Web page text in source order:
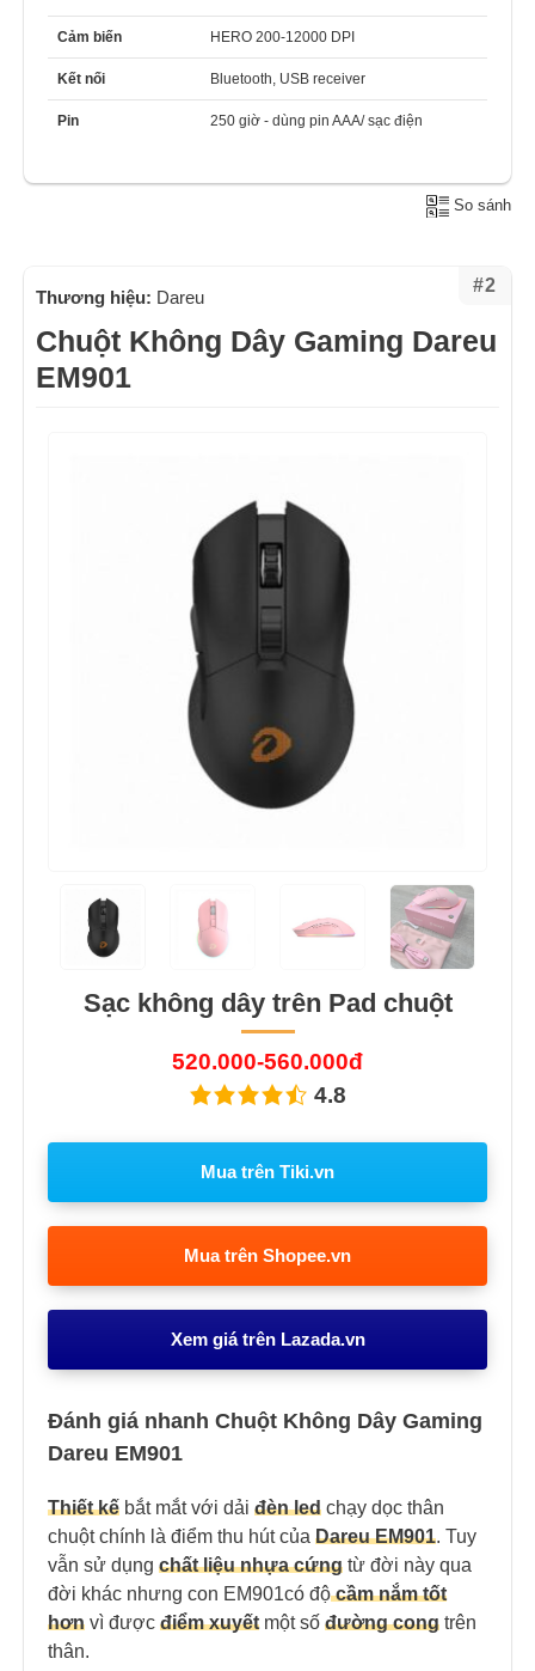
Cảm biến HERO 200-12000 DPI
Kết nối Bluetooth, USB receiver
Pin 250 giờ - dùng pin AAA/ sạc điện
So sánh
#2
Thương hiệu: Dareu
Chuột Không Dây Gaming Dareu
EM901
Sạc không dây trên Pad chuột
520.000-560.000đ
4.8
Mua trên Tiki.vn
Mua trên Shopee.vn
Xem giá trên Lazada.vn
Đánh giá nhanh Chuột Không Dây Gaming
Dareu EM901
Thiết kế bắt mắt với dải đèn led chạy dọc thân
chuột chính là điểm thu hút của Dareu EM901. Tuy
vẫn sử dụng chất liệu nhựa cứng từ đời này qua
đời khác nhưng con EM901có độcầm nắm tốt
hơn vì được điểm xuyết một số đường cong trên
thân.